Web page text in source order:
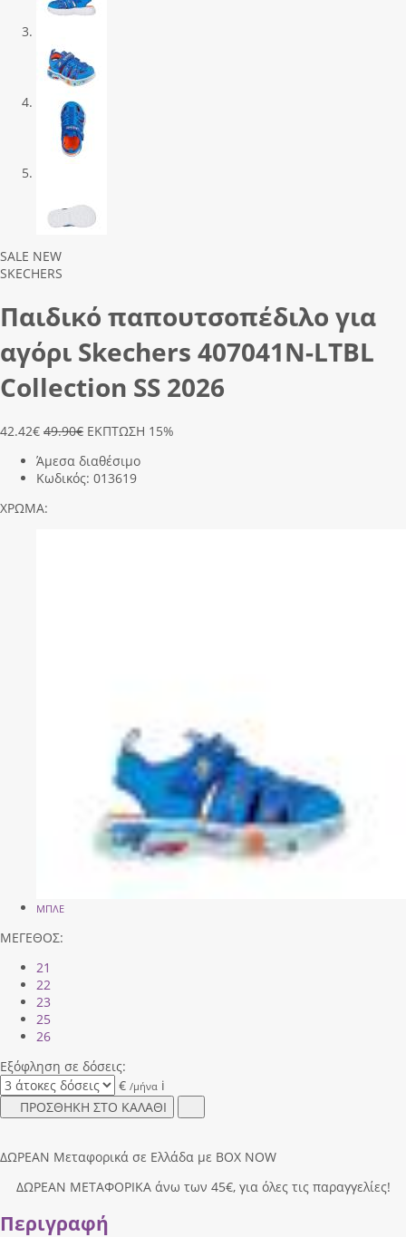
Previous
Next
SALE NEW
SKECHERS
Παιδικό παπουτσοπέδιλο για
αγόρι Skechers 407041Ν-LΤΒL
Collection SS 2026
42.42€ 49.90€ ΕΚΠΤΩΣΗ 15%
Άμεσα διαθέσιμο
Κωδικός: 013619
ΧΡΩΜΑ:
ΜΠΛΕ
ΜΕΓΕΘΟΣ:
21
22
23
25
26
Εξόφληση σε δόσεις:
€ /μήνα i
ΠΡΟΣΘΗΚΗ ΣΤΟ ΚΑΛΑΘΙ
ΔΩΡΕΑΝ Μεταφορικά σε Ελλάδα με BOX NOW
ΔΩΡΕΑΝ ΜΕΤΑΦΟΡΙΚΑ άνω των 45€, για όλες τις παραγγελίες!
Περιγραφή